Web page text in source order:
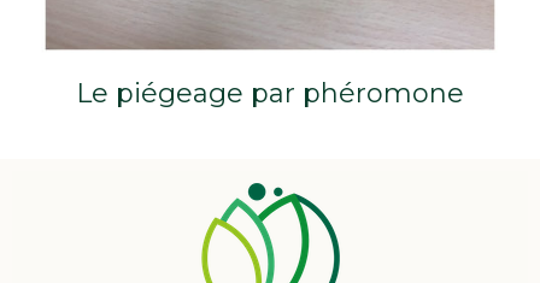
Le piégeage par phéromone